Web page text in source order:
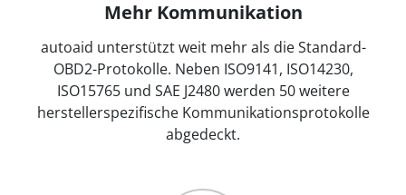
Mehr Kommunikation
autoaid unterstützt weit mehr als die Standard-
OBD2-Protokolle. Neben ISO9141, ISO14230,
ISO15765 und SAE J2480 werden 50 weitere
herstellerspezifische Kommunikationsprotokolle
abgedeckt.